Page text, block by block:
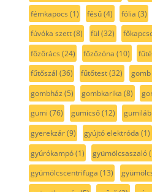
fémkapocs (1) fésű(4) fólia (3)
fúvóka szett(8) fül (32)
főzőrács (24) főzőzóna (10)
fűtőszál (36) fűtőtest(32) gomb
gombház (5) gombkarika (8)
gumi (76) gumicső(12) gumiláb
gyerekzár(9) gyújtó elektróda (1)
gyúrókampó(1) gyümölcsaszaló
gyümölcscentrifuga (13)